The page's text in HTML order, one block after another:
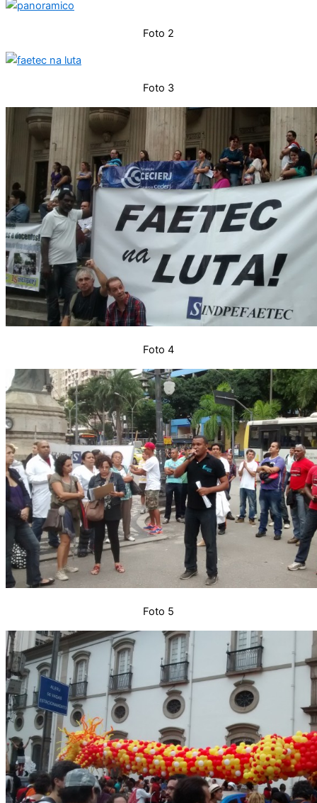
Foto 2
Foto 3
Foto 4
Foto 5